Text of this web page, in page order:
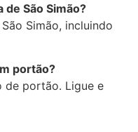
São Simão?
Simão, incluindo
portão?
de portão. Ligue e